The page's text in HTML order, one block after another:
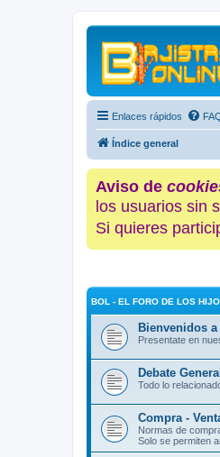
Enlaces rápidos
Índice general
Aviso de
los usuarios sin
Si quieres
BOL - EL FORO DE LOS
Bienvenidos
Presentate en
Debate
Todo lo
Compra -
Normas de
Solo se permiten